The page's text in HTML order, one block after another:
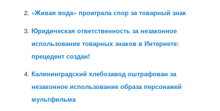
«Живая вода» проиграла спор за товарный знак
Юридическая ответственность за незаконное
использование товарных знаков в Интернете:
прецедент создан!
Калининградский хлебозавод оштрафован за
незаконное использование образа персонажей
мультфильма